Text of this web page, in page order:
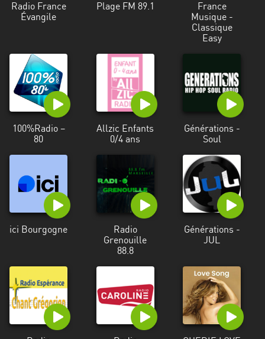
Radio France
Évangile
Plage FM 89.1
France
Musique -
Classique
Easy
100%Radio –
80
Allzic Enfants
0/4 ans
Générations -
Soul
ici Bourgogne
Radio
Grenouille
88.8
Générations -
JUL